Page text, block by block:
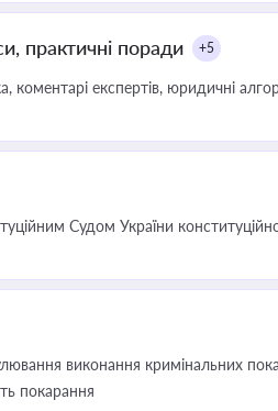
практичні поради +5
коментарі експертів, юридичні
Судом України
виконання кримінальних
покарання